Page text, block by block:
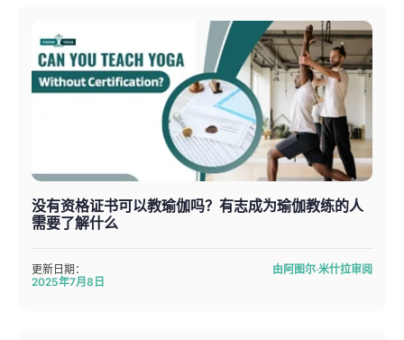
没有资格证书可以教瑜伽吗？有志成为瑜伽教练的人
需要了解什么
更新日期：
2025年7月8日
由阿图尔·米什拉审阅